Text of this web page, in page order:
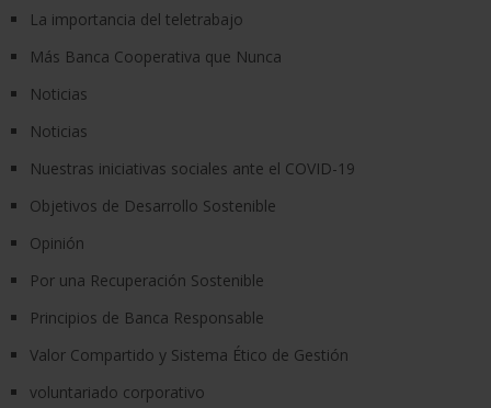
La importancia del teletrabajo
Más Banca Cooperativa que Nunca
Noticias
Noticias
Nuestras iniciativas sociales ante el COVID-19
Objetivos de Desarrollo Sostenible
Opinión
Por una Recuperación Sostenible
Principios de Banca Responsable
Valor Compartido y Sistema Ético de Gestión
voluntariado corporativo